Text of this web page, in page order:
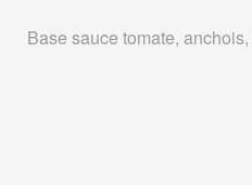
Base sauce tomate,